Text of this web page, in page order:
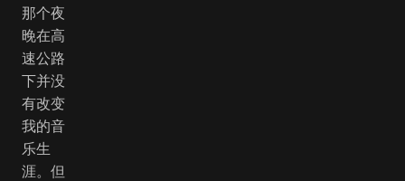
那个夜
晚在高
速公路
下并没
有改变
我的音
乐生
涯。但